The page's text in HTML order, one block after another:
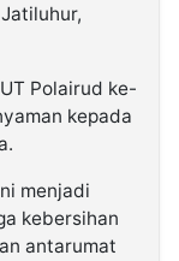
Polairud ke-
kepada
menjadi
kebersihan
antarumat